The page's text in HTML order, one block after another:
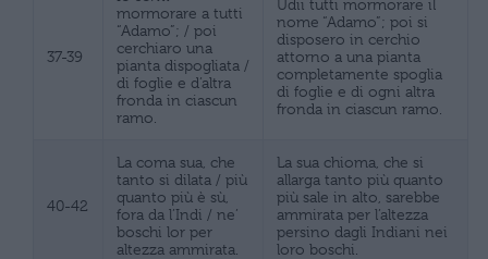
37-39
mormorare a tutti
“Adamo”; / poi
cerchiaro una
pianta dispogliata /
di foglie e d’altra
fronda in ciascun
ramo.
Udii tutti mormorare il
nome “Adamo”; poi si
disposero in cerchio
attorno a una pianta
completamente spoglia
di foglie e di ogni altra
fronda in ciascun ramo.
40-42
La coma sua, che
tanto si dilata / più
quanto più è sù,
fora da l’Indi / ne’
boschi lor per
altezza ammirata.
La sua chioma, che si
allarga tanto più quanto
più sale in alto, sarebbe
ammirata per l’altezza
persino dagli Indiani nei
loro boschi.